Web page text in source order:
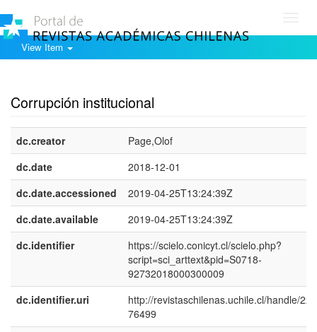
View Item
Corrupción institucional
dc.creator
Page,Olof
dc.date
2018-12-01
dc.date.accessioned
2019-04-25T13:24:39Z
dc.date.available
2019-04-25T13:24:39Z
dc.identifier
https://scielo.conicyt.cl/scielo.php?
script=sci_arttext&pid=S0718-
92732018000300009
dc.identifier.uri
http://revistaschilenas.uchile.cl/handle/
76499